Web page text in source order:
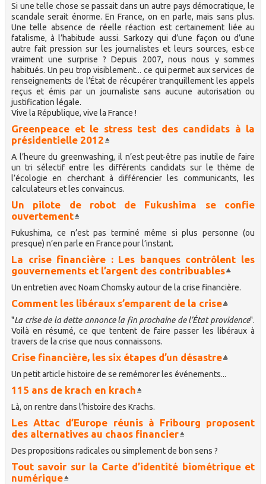
Si une telle chose se passait dans un autre pays démocratique, le
scandale serait énorme. En France, on en parle, mais sans plus.
Une telle absence de réelle réaction est certainement liée au
fatalisme, à l’habitude aussi. Sarkozy qui d’une façon ou d’une
autre fait pression sur les journalistes et leurs sources, est-ce
vraiment une surprise ? Depuis 2007, nous nous y sommes
habitués. Un peu trop visiblement... ce qui permet aux services de
renseignements de l’État de récupérer tranquillement les appels
reçus et émis par un journaliste sans aucune autorisation ou
justification légale.
Vive la République, vive la France !
Greenpeace et le stress test des candidats à la
présidentielle 2012
A l’heure du greenwashing, il n’est peut-être pas inutile de faire
un tri sélectif entre les différents candidats sur le thème de
l’écologie en cherchant à différencier les communicants, les
calculateurs et les convaincus.
Un pilote de robot de Fukushima se confie
ouvertement
Fukushima, ce n’est pas terminé même si plus personne (ou
presque) n’en parle en France pour l’instant.
La crise financière : Les banques contrôlent les
gouvernements et l’argent des contribuables
Un entretien avec Noam Chomsky autour de la crise financière.
Comment les libéraux s’emparent de la crise
"La crise de la dette annonce la fin prochaine de l’État providence".
Voilà en résumé, ce que tentent de faire passer les libéraux à
travers de la crise que nous connaissons.
Crise financière, les six étapes d’un désastre
Un petit article histoire de se remémorer les événements...
115 ans de krach en krach
Là, on rentre dans l’histoire des Krachs.
Les Attac d’Europe réunis à Fribourg proposent
des alternatives au chaos financier
Des propositions radicales ou simplement de bon sens ?
Tout savoir sur la Carte d’identité biométrique et
numérique